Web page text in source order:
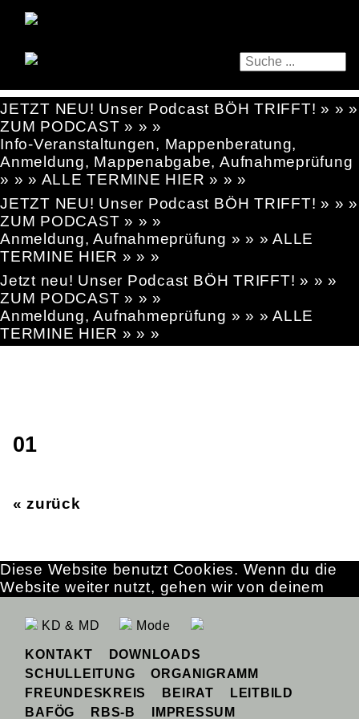
JETZT NEU! Unser Podcast BÖH TRIFFT! » » »
ZUM PODCAST » » »
Info-Veranstaltungen, Mappenberatung,
Anmeldung, Mappenabgabe, Aufnahmeprüfung
» » » ALLE TERMINE HIER » » »
JETZT NEU! Unser Podcast BÖH TRIFFT! » » »
ZUM PODCAST » » »
Anmeldung, Aufnahmeprüfung » » » ALLE
TERMINE HIER » » »
Jetzt neu! Unser Podcast BÖH TRIFFT! » » »
ZUM PODCAST » » »
Anmeldung, Aufnahmeprüfung » » » ALLE
TERMINE HIER » » »
01
« zurück
KD & MD Mode
KONTAKT
DOWNLOADS
SCHULLEITUNG
ORGANIGRAMM
FREUNDESKREIS
BEIRAT
LEITBILD
BAFÖG
RBS-B IMPRESSUM
Diese Website benutzt Cookies. Wenn du die
Website weiter nutzt, gehen wir von deinem